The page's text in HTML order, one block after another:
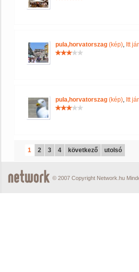
pula,horvatorszag (kép), Itt
pula,horvatorszag (kép), Itt
1 2 3 4 következő utolsó
© 2007 Copyright Network.hu